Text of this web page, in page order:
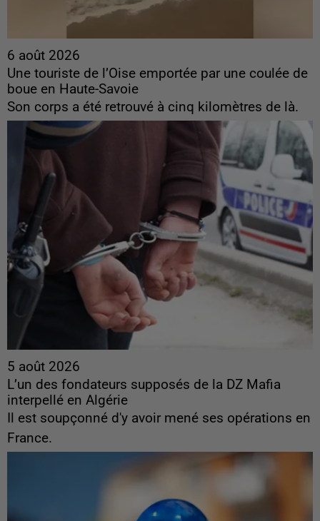
6 août 2026
Une touriste de l’Oise emportée par une coulée de
boue en Haute-Savoie
Son corps a été retrouvé à cinq kilomètres de là.
5 août 2026
L’un des fondateurs supposés de la DZ Mafia
interpellé en Algérie
Il est soupçonné d'y avoir mené ses opérations en
France.